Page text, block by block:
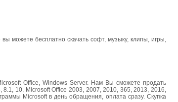
можете бесплатно скачать софт, музыку, клипы, игры,
Office, Windows Server. Нам Вы сможете продать
10, Microsoft Office 2003, 2007, 2010, 365, 2013, 2016,
Microsoft в день обращения, оплата сразу. Скупка